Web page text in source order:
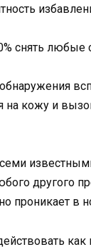
снять
на кожу и
другого
проникает в